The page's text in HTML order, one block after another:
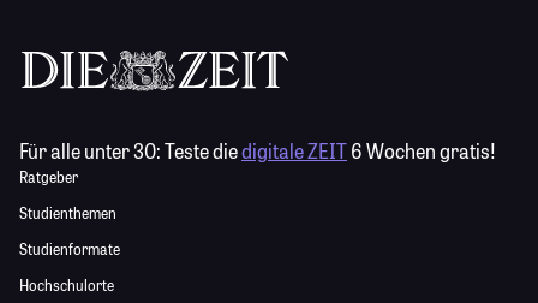
Für alle unter 30:Teste diedigitale ZEIT6 Wochen gratis!
Ratgeber
Studienthemen
Studienformate
Hochschulorte